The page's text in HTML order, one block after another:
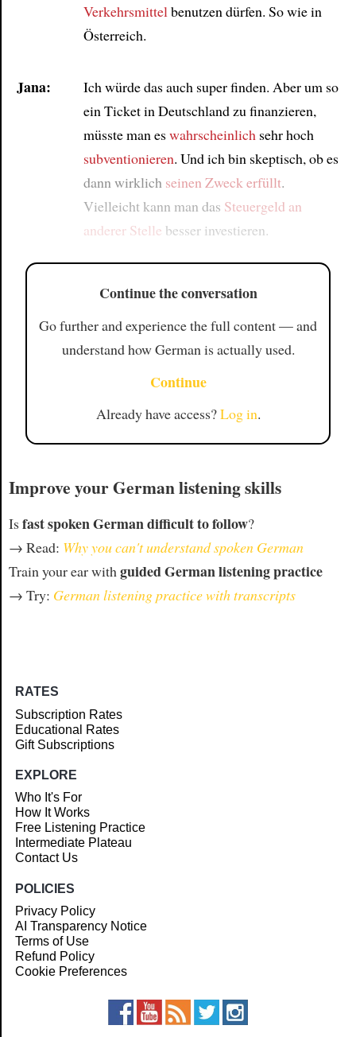
Verkehrsmittel benutzen dürfen. So wie in
Österreich.
Jana:
Ich würde das auch super finden. Aber um so
ein Ticket in Deutschland zu finanzieren,
müsste man eswahrscheinlich sehr hoch
subventionieren. Und ich bin skeptisch, ob es
dann wirklich seinen Zweck erfüllt.
Vielleicht kann man das Steuergeld an
anderer Stelle besser investieren.
Continue the conversation
Go further and experience the full content — and
understand how German is actually used.
Continue
Already have access?Log in.
Improve your German listening skills
Isfast spoken German difficult to follow?
→ Read: Why you can't understand spoken German
Train your ear withguided German listening practice
→ Try: German listening practice with transcripts
RATES
Subscription Rates
Educational Rates
Gift Subscriptions
EXPLORE
Who It's For
How It Works
Free Listening Practice
Intermediate Plateau
Contact Us
POLICIES
Privacy Policy
AI Transparency Notice
Terms of Use
Refund Policy
Cookie Preferences